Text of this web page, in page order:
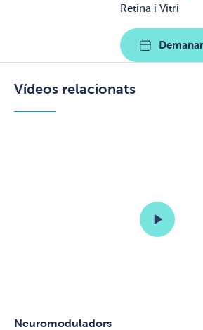
Retina i Vitri
Vídeos relacionats
Neuromoduladors